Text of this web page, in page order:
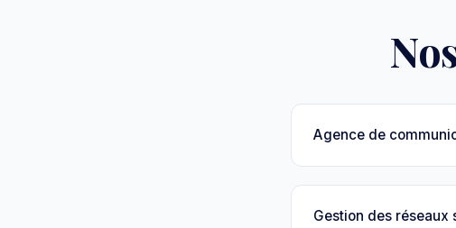
Agence de
Gestion des réseaux